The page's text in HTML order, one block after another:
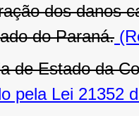
dos danos
do Paraná.
de Estado da
pela Lei 21352